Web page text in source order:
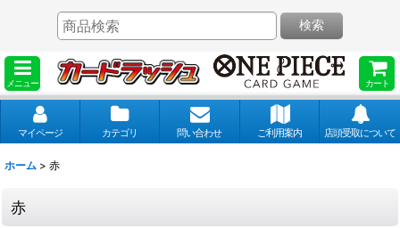
メニュー カート
検索
マイページ カテゴリ 問い合わせ ご利用案内 店頭受取について
ホーム > 赤
赤